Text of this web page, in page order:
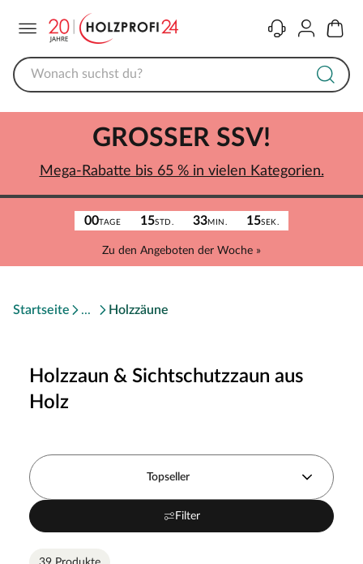
KontaktKonto
00TAGE 15STD. 33MIN. 15SEK.
Zu den Angeboten der Woche »
GROSSER SSV!
Mega-Rabatte bis 65 % in vielen Kategorien.
Startseite Holzzäune
Holzzaun & Sichtschutzzaun aus
Holz
Topseller
Filter